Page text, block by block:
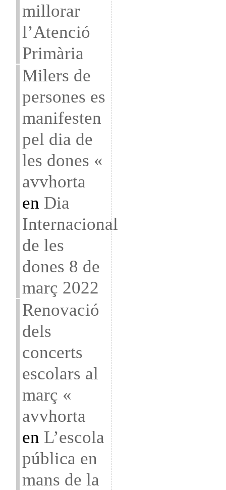
millorar
l’Atenció
Primària
Milers de
persones es
manifesten
pel dia de
les dones «
avvhorta
en Dia
Internacional
de les
dones 8 de
març 2022
Renovació
dels
concerts
escolars al
març «
avvhorta
en L’escola
pública en
mans de la